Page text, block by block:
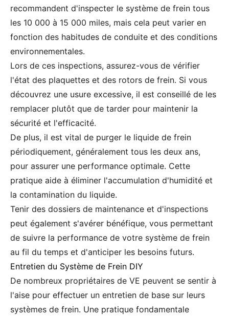
recommandent d'inspecter le système de frein tous
les 10 000 à 15 000 miles, mais cela peut varier en
fonction des habitudes de conduite et des conditions
environnementales.
Lors de ces inspections, assurez-vous de vérifier
l'état des plaquettes et des rotors de frein. Si vous
découvrez une usure excessive, il est conseillé de les
remplacer plutôt que de tarder pour maintenir la
sécurité et l'efficacité.
De plus, il est vital de purger le liquide de frein
périodiquement, généralement tous les deux ans,
pour assurer une performance optimale. Cette
pratique aide à éliminer l'accumulation d'humidité et
la contamination du liquide.
Tenir des dossiers de maintenance et d'inspections
peut également s'avérer bénéfique, vous permettant
de suivre la performance de votre système de frein
au fil du temps et d'anticiper les besoins futurs.
Entretien du Système de Frein DIY
De nombreux propriétaires de VE peuvent se sentir à
l'aise pour effectuer un entretien de base sur leurs
systèmes de frein. Une pratique fondamentale